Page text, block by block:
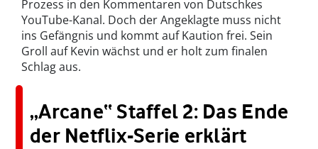
Prozess in den Kommentaren von Dutschkes
YouTube-Kanal. Doch der Angeklagte muss nicht
ins Gefängnis und kommt auf Kaution frei. Sein
Groll auf Kevin wächst und er holt zum finalen
Schlag aus.
„Arcane“ Staffel 2: Das Ende
der Netflix-Serie erklärt